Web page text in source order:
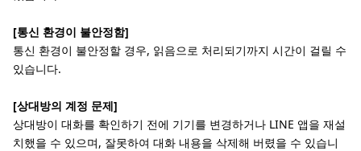
[통신 환경이 불안정함]
통신 환경이 불안정할 경우, 읽음으로 처리되기까지 시간이 걸릴 수
있습니다.
[상대방의 계정 문제]
상대방이 대화를 확인하기 전에 기기를 변경하거나 LINE 앱을 재설
치했을 수 있으며, 잘못하여 대화 내용을 삭제해 버렸을 수 있습니